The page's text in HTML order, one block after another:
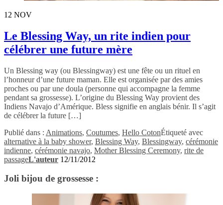
12 NOV
Le Blessing Way, un rite indien pour
célébrer une future mère
Un Blessing way (ou Blessingway) est une fête ou un rituel en
l’honneur d’une future maman. Elle est organisée par des amies
proches ou par une doula (personne qui accompagne la femme
pendant sa grossesse). L’origine du Blessing Way provient des
Indiens Navajo d’Amérique. Bless signifie en anglais bénir. Il s’agit
de célébrer la future […]
Publié dans : Animations, Coutumes, Hello CotonÉtiqueté avec
alternative à la baby shower, Blessing Way, Blessingway, cérémonie
indienne, cérémonie navajo, Mother Blessing Ceremony, rite de
passageL'auteur 12/11/2012
Joli bijou de grossesse :